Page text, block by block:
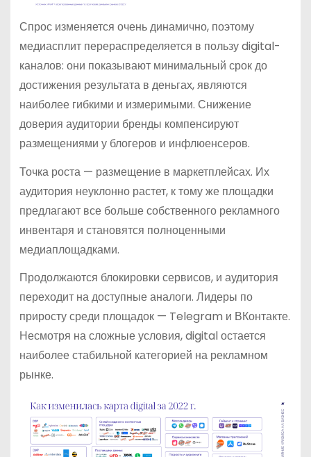
Спрос изменяется очень динамично, поэтому
медиасплит перераспределяется в пользу digital-
каналов: они показывают минимальный срок до
достижения результата в деньгах, являются
наиболее гибкими и измеримыми. Снижение
доверия аудитории бренды компенсируют
размещениями у блогеров и инфлюенсеров.
Точка роста — размещение в маркетплейсах. Их
аудитория неуклонно растет, к тому же площадки
предлагают все больше собственного рекламного
инвентаря и становятся полноценными
медиаплощадками.
Продолжаются блокировки сервисов, и аудитория
переходит на доступные аналоги. Лидеры по
приросту среди площадок — Telegram и ВКонтакте.
Несмотря на сложные условия, digital остается
наиболее стабильной категорией на рекламном
рынке.